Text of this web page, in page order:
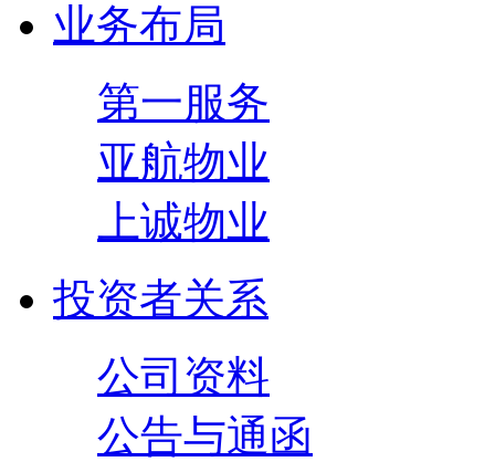
业务布局
第一服务
亚航物业
上诚物业
投资者关系
公司资料
公告与通函